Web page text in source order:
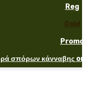
Reg
Gold
Promo
σπόρων κάνναβης